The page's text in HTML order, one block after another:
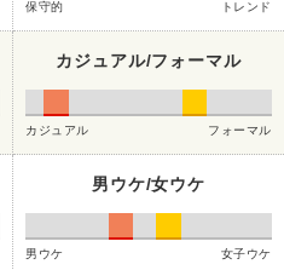
保守的 トレンド
カジュアル/フォーマル
カジュアル フォーマル
男ウケ/女ウケ
男ウケ 女子ウケ